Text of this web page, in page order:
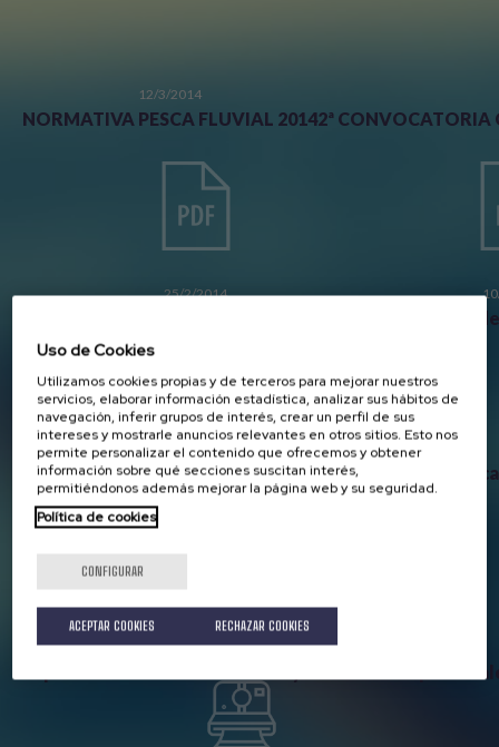
NORMATIVA PESCA FLUVIAL 2014
12/3/2014
2ª CONVOCATORIA
25/2/2014
Clasificación
Cto. Gipuzkoa Embarcación Fondeada aplazado
29/1/2014
20/12/2013
Uso de Cookies
Utilizamos cookies propias y de terceros para mejorar nuestros
servicios, elaborar información estadística, analizar sus hábitos de
navegación, inferir grupos de interés, crear un perfil de sus
intereses y mostrarle anuncios relevantes en otros sitios. Esto nos
permite personalizar el contenido que ofrecemos y obtener
información sobre qué secciones suscitan interés,
permitiéndonos además mejorar la página web y su seguridad.
Política de cookies
CONFIGURAR
RECHAZAR COOKIES
ACEPTAR COOKIES